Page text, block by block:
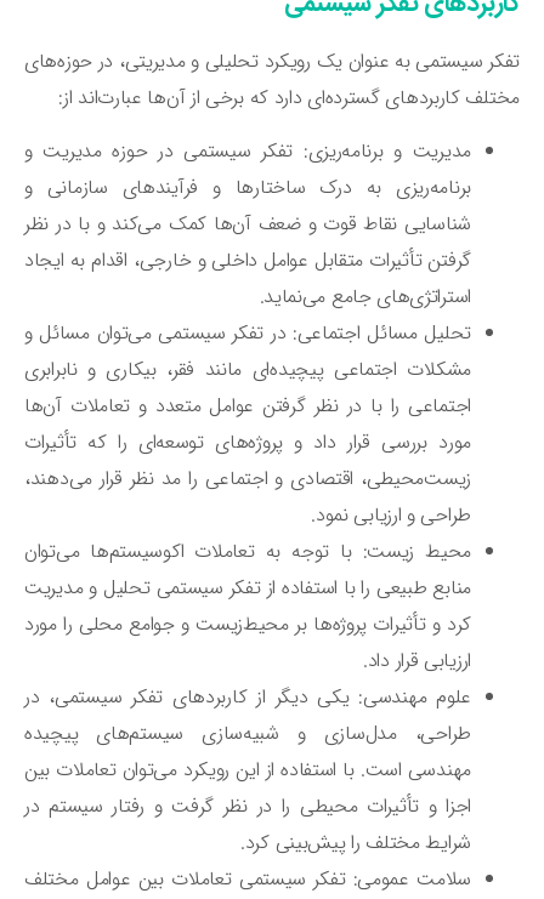
سیستمی به عنوان یک رویکرد تحلیلی و مدیریتی، در حوزه‌های
کاربردهای گسترده‌ای دارد که برخی از آن‌ها عبارت‌اند از:
مدیریت و برنامه‌ریزی: تفکر سیستمی در حوزه مدیریت و
برنامه‌ریزی به درک ساختارها و فرآیندهای سازمانی و
شناسایی نقاط قوت و ضعف آن‌ها کمک می‌کند و با در نظر
گرفتن تأثیرات متقابل عوامل داخلی و خارجی، اقدام به ایجاد
استراتژی‌های جامع می‌نماید.
تحلیل مسائل اجتماعی: در تفکر سیستمی می‌توان مسائل و
مشکلات اجتماعی پیچیده‌ای مانند فقر، بیکاری و نابرابری
اجتماعی را با در نظر گرفتن عوامل متعدد و تعاملات آن‌ها
مورد بررسی قرار داد و پروژه‌های توسعه‌ای را که تأثیرات
زیست‌محیطی، اقتصادی و اجتماعی را مد نظر قرار می‌دهند،
طراحی و ارزیابی نمود.
محیط زیست: با توجه به تعاملات اکوسیستم‌ها می‌توان
منابع طبیعی را با استفاده از تفکر سیستمی تحلیل و مدیریت
کرد و تأثیرات پروژه‌ها بر محیط‌زیست و جوامع محلی را مورد
ارزیابی قرار داد.
علوم مهندسی: یکی دیگر از کاربردهای تفکر سیستمی، در
طراحی، مدل‌سازی و شبیه‌سازی سیستم‌های پیچیده
مهندسی است. با استفاده از این رویکرد می‌توان تعاملات بین
اجزا و تأثیرات محیطی را در نظر گرفت و رفتار سیستم در
شرایط مختلف را پیش‌بینی کرد.
سلامت عمومی: تفکر سیستمی تعاملات بین عوامل مختلف